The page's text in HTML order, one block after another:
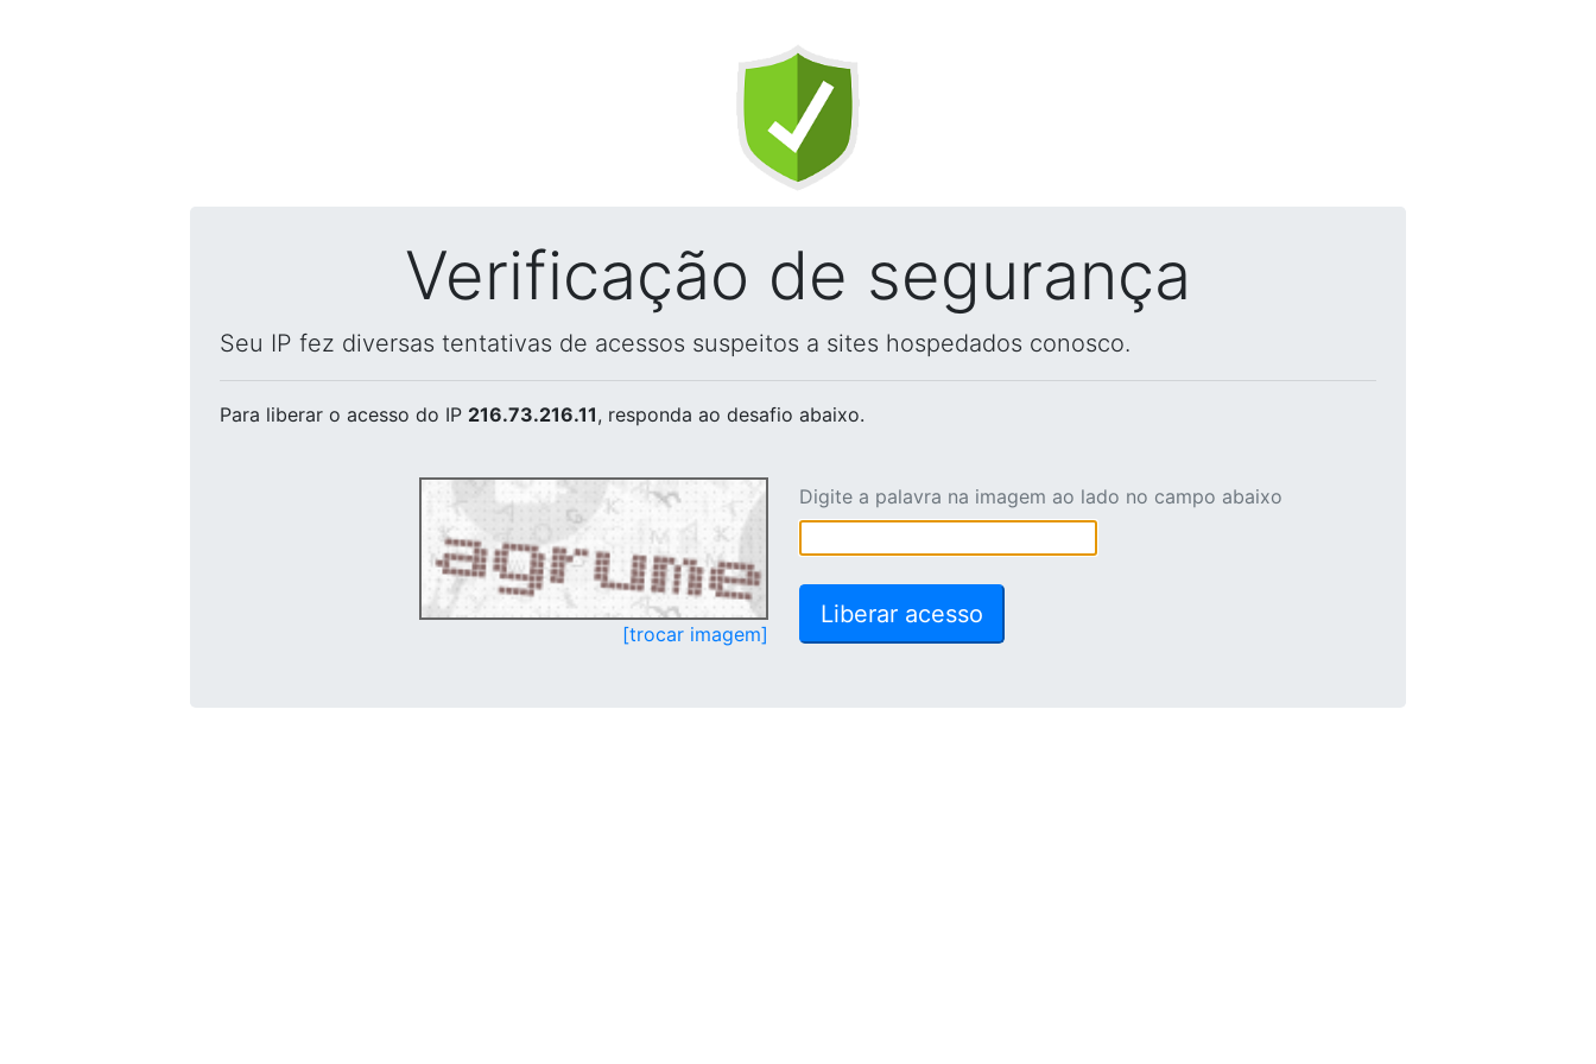
Verificação de segurança
Seu IP fez diversas tentativas de acessos suspeitos a sites hospedados conosco.
Para liberar o acesso do IP 216.73.216.11, responda ao desafio abaixo.
[trocar imagem]
Digite a palavra na imagem ao lado no campo abaixo